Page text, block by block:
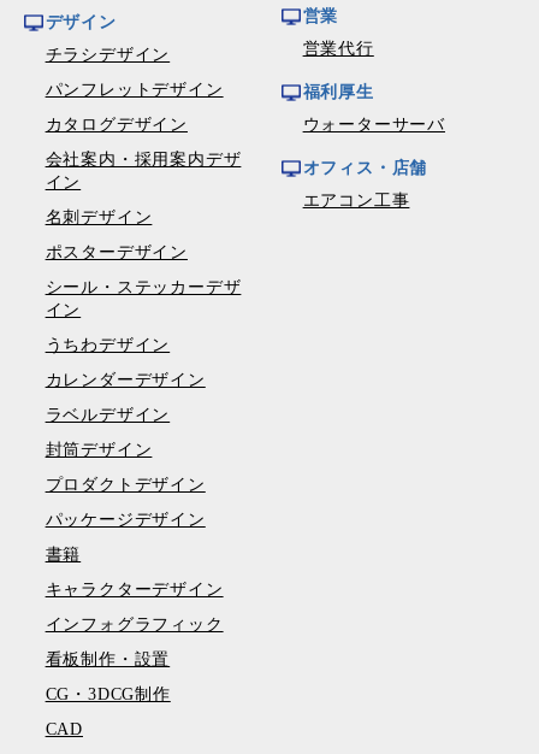
デザイン
チラシデザイン
パンフレットデザイン
カタログデザイン
会社案内・採用案内デザ
イン
名刺デザイン
ポスターデザイン
シール・ステッカーデザ
イン
うちわデザイン
カレンダーデザイン
ラベルデザイン
封筒デザイン
プロダクトデザイン
パッケージデザイン
書籍
キャラクターデザイン
インフォグラフィック
看板制作・設置
CG・3DCG制作
CAD
営業
営業代行
福利厚生
ウォーターサーバ
オフィス・店舗
エアコン工事